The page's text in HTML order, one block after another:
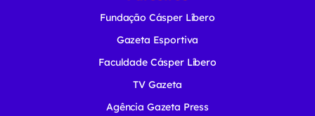
Fundação Cásper Líbero
Gazeta Esportiva
Faculdade Cásper Líbero
TV Gazeta
Agência Gazeta Press